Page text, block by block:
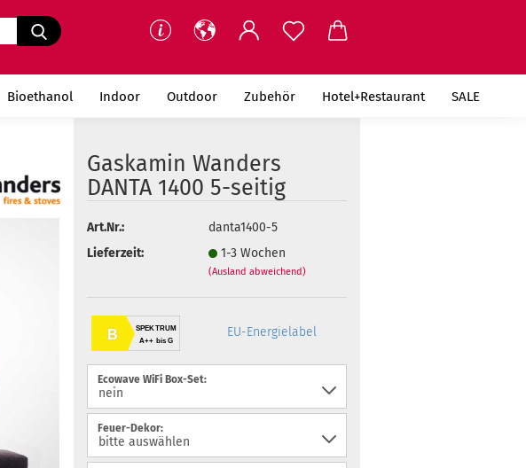
Bitte
Suchbegriff
Bioethanol Indoor Outdoor Zubehör Hotel+Restaurant SALE
Gaskamin Wanders
DANTA 1400 5-seitig
Art.Nr.:
danta1400-5
Lieferzeit:
1-3 Wochen
(Ausland abweichend)
B
SPEKTRUM
A++ bis G
EU-Energielabel
Ecowave WiFi Box-Set:
Feuer-Dekor: